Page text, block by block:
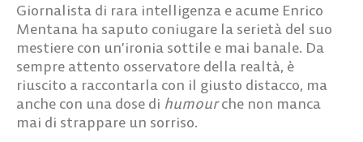
Giornalista di rara intelligenza e acume Enrico
Mentana ha saputo coniugare la serietà del suo
mestiere con un’ironia sottile e mai banale. Da
sempre attento osservatore della realtà, è
riuscito a raccontarla con il giusto distacco, ma
anche con una dose di humourche non manca
mai di strappare un sorriso.